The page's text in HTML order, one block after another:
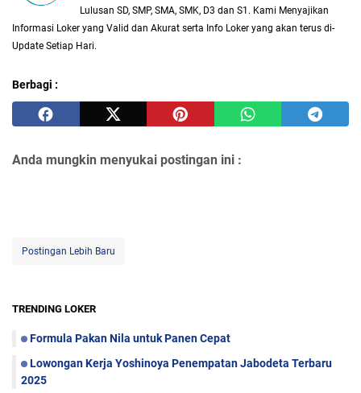
Lulusan SD, SMP, SMA, SMK, D3 dan S1. Kami Menyajikan
Informasi Loker yang Valid dan Akurat serta Info Loker yang akan terus di-
Update Setiap Hari.
Berbagi :
Anda mungkin menyukai postingan ini :
Postingan Lebih Baru
TRENDING LOKER
Formula Pakan Nila untuk Panen Cepat
Lowongan Kerja Yoshinoya Penempatan Jabodeta Terbaru
2025